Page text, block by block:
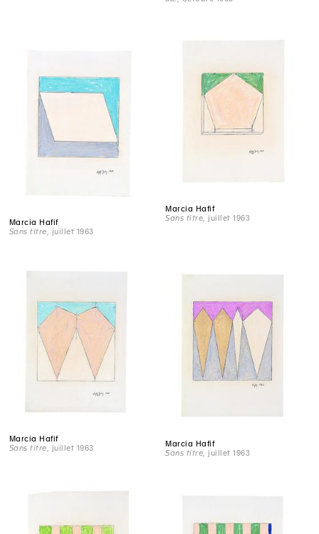
Marcia Hafif
Sans titre , juillet 1963
Marcia Hafif
Sans titre, juillet 1963
Marcia Hafif
Sans titre , juillet 1963
Marcia Hafif
Sans titre , juillet 1963